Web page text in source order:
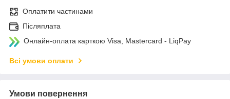
Оплатити частинами
Післяплата
Онлайн-оплата карткою Visa, Mastercard - LiqPay
Всі умови оплати
Умови повернення